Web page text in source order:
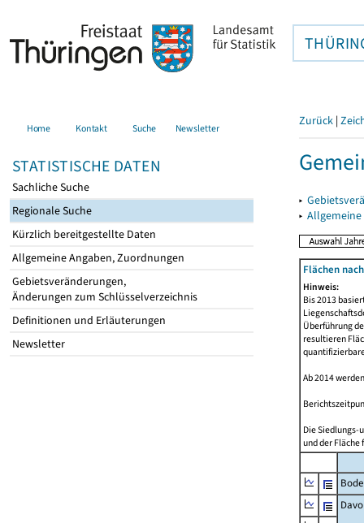
Home Kontakt Suche Newsletter
STATISTISCHE DATEN
Sachliche Suche
Regionale Suche
Kürzlich bereitgestellte Daten
Allgemeine Angaben, Zuordnungen
Gebietsveränderungen,
Änderungen zum Schlüsselverzeichnis
Definitionen und Erläuterungen
Newsletter
Zurück |
▸
▸
Flächen
Hinweis:
Bis 2013
Überführung
resultieren
Ab 2014
Die Siedlungs-
und der Fläche